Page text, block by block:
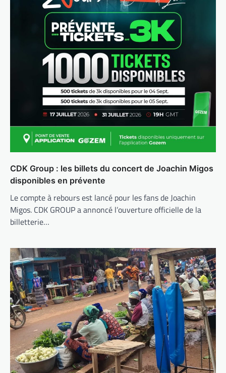
CDK Group : les billets du concert de Joachin Migos
disponibles en prévente
Le compte à rebours est lancé pour les fans de Joachin
Migos. CDK GROUP a annoncé l’ouverture officielle de la
billetterie…